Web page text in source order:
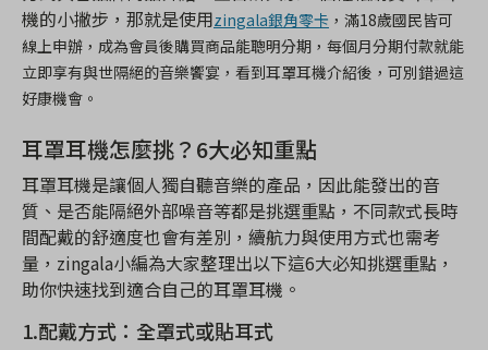
機的小撇步，那就是使用zingala銀角零卡 ，滿18歲國民皆可
線上申辦，成為會員後購買商品能聰明分期，每個月分期付款就能
立即享有與世隔絕的音樂饗宴，看到耳罩耳機介紹後，可別錯過這
好康機會。
耳罩耳機怎麼挑？6大必知重點
耳罩耳機是讓個人獨自聽音樂的產品，因此能發出的音
質、是否能隔絕外部噪音等都是挑選重點，不同款式長時
間配戴的舒適度也會有差別，續航力與使用方式也需考
量，zingala小編為大家整理出以下這6大必知挑選重點，
助你快速找到適合自己的耳罩耳機。
1.配戴方式：全罩式或貼耳式